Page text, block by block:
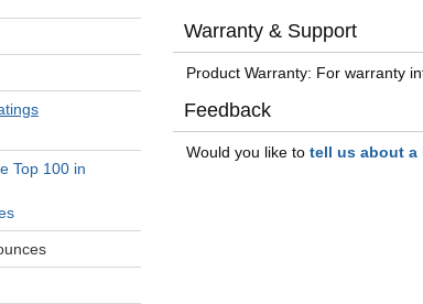
Top 100 in
Warranty & Support
Product Warranty: For warranty
Feedback
Would you like totell us about a